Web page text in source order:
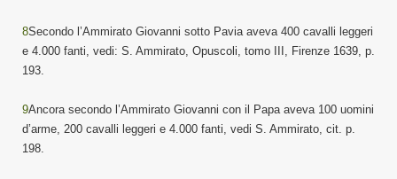
8Secondo l’Ammirato Giovanni sotto Pavia aveva 400 cavalli leggeri
e 4.000 fanti, vedi: S. Ammirato, Opuscoli, tomo III, Firenze 1639, p.
193.
9Ancora secondo l’Ammirato Giovanni con il Papa aveva 100 uomini
d’arme, 200 cavalli leggeri e 4.000 fanti, vedi S. Ammirato, cit. p.
198.